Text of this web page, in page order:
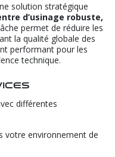
solution stratégique
d’usinage robuste,
permet de réduire les
la qualité globale des
performant pour les
technique.
différentes
votre environnement de